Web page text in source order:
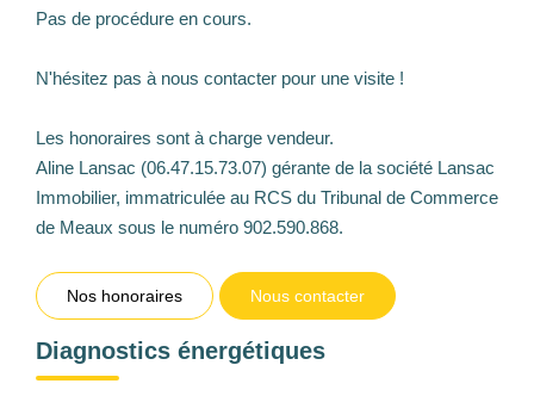
Pas de procédure en cours.
N'hésitez pas à nous contacter pour une visite !
Les honoraires sont à charge vendeur.
Aline Lansac (06.47.15.73.07) gérante de la société Lansac
Immobilier, immatriculée au RCS du Tribunal de Commerce
de Meaux sous le numéro 902.590.868.
Nos honoraires Nous contacter
Diagnostics énergétiques